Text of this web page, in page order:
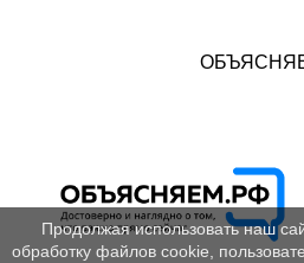
Продолжая использовать наш
обработку файлов cookie,